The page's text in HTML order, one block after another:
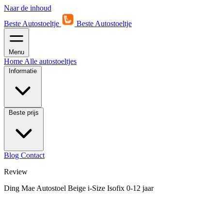
Naar de inhoud
Beste Autostoeltje
Beste Autostoeltje
Menu
Home Alle autostoeltjes
Informatie
Beste prijs
Blog Contact
Review
Ding Mae Autostoel Beige i-Size Isofix 0-12 jaar